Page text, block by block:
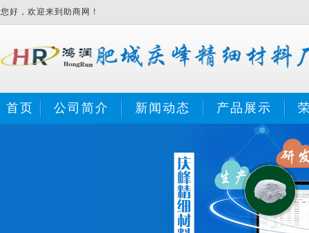
您好，欢迎来到助商网！
首页 公司简介 新闻动态 产品展示